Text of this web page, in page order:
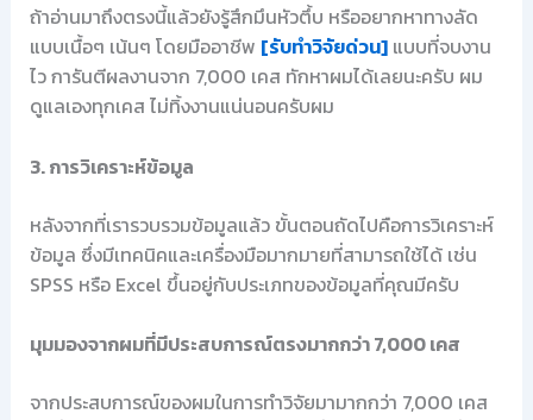
ถ้าอ่านมาถึงตรงนี้แล้วยังรู้สึกมึนหัวตึ้บ หรืออยากหาทางลัด
แบบเนื้อๆ เน้นๆ โดยมืออาชีพ [รับทำวิจัยด่วน]แบบที่จบงาน
ไว การันตีผลงานจาก 7,000 เคส ทักหาผมได้เลยนะครับ ผม
ดูแลเองทุกเคส ไม่ทิ้งงานแน่นอนครับผม
3. การวิเคราะห์ข้อมูล
หลังจากที่เรารวบรวมข้อมูลแล้ว ขั้นตอนถัดไปคือการวิเคราะห์
ข้อมูล ซึ่งมีเทคนิคและเครื่องมือมากมายที่สามารถใช้ได้ เช่น
SPSS หรือ Excel ขึ้นอยู่กับประเภทของข้อมูลที่คุณมีครับ
มุมมองจากผมที่มีประสบการณ์ตรงมากกว่า 7,000 เคส
จากประสบการณ์ของผมในการทำวิจัยมามากกว่า 7,000 เคส